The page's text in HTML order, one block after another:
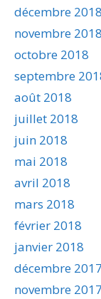
décembre 2018
novembre 2018
octobre 2018
septembre
août 2018
juillet 2018
juin 2018
mai 2018
avril 2018
mars 2018
février 2018
janvier 2018
décembre 2017
novembre 2017